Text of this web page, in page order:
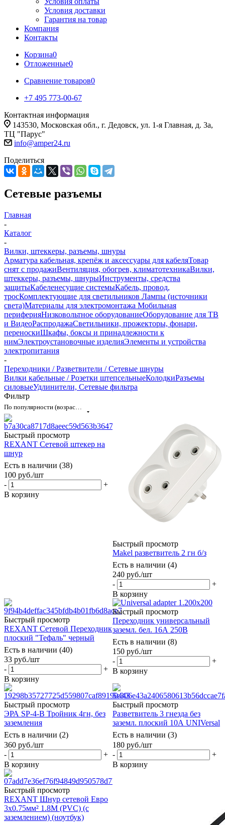
Условия доставки
Гарантия на товар
Компания
Контакты
Корзина0
Отложенные0
Сравнение товаров0
+7 495 773-00-67
Контактная информация
143530, Московская обл., г. Дедовск, ул. 1-я Главная, д. 3а,
ТЦ "Парус"
info@amper24.ru
Поделиться
Сетевые разъемы
Главная
-
Каталог
-
Вилки, штеккеры, разъемы, шнуры
Арматура кабельная, крепёж и аксессуары для кабеляТовар
снят с продажиВентиляция, обогрев, климатотехникаВилки,
штеккеры, разъемы, шнурыИнструменты, средства
защитыКабеленесущие системыКабель, провод,
тросКомплектующие для светильников Лампы (источники
света)Материалы для электромонтажа Мобильная
периферияНизковольтное оборудованиеОборудование для ТВ
и ВидеоРаспродажаСветильники, прожекторы, фонари,
переноскиШкафы, боксы и принадлежности к
нимЭлектроустановочные изделияЭлементы и устройства
электропитания
-
Переходники / Разветвители / Сетевые шнуры
Вилки кабельные / Розетки штепсельныеКолодкиРазъемы
силовыеУдлинители, Сетевые фильтра
Фильтр
Быстрый просмотр
REXANT Cетевой штекер на
шнур
Есть в наличии (38)
100 руб./шт
-
+
В корзину
Быстрый просмотр
Makel разветвитель 2 гн б/з
Есть в наличии (4)
240 руб./шт
-
+
В корзину
Быстрый просмотр
REXANT Сетевой Переходник
плоский "Тефаль" черный
Есть в наличии (40)
33 руб./шт
-
+
В корзину
Быстрый просмотр
Переходник универсальный
заземл. бел. 16А 250В
Есть в наличии (8)
150 руб./шт
-
+
В корзину
Быстрый просмотр
ЭРА SP-4-B Тройник 4гн, без
заземления
Есть в наличии (2)
360 руб./шт
-
+
В корзину
Быстрый просмотр
Разветвитель 3 гнезда без
заземл. плоский 10А UNIVersal
Есть в наличии (3)
180 руб./шт
-
+
В корзину
Быстрый просмотр
REXANT Шнур сетевой Евро
3х0.75мм² 1.8М (PVC) (с
заземлением) (ноутбук)